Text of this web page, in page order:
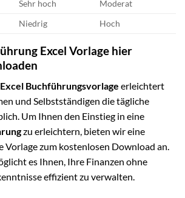
Sehr hoch
Moderat
Niedrig Hoch
Excel Vorlage hier
Excel Buchführungsvorlage erleichtert
und Selbstständigen die tägliche
Um Ihnen den Einstieg in eine
zu erleichtern, bieten wir eine
Vorlage zum kostenlosen Download an.
es Ihnen, Ihre Finanzen ohne
effizient zu verwalten.